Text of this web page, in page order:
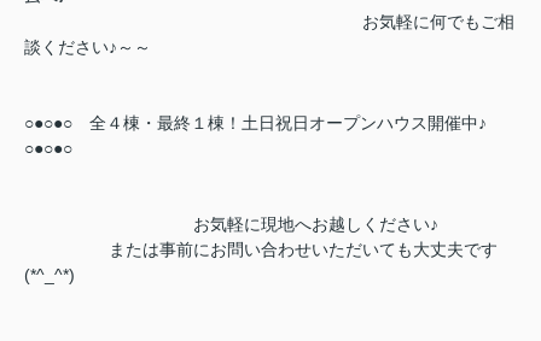
お気軽に何でもご相
談ください♪～～
○●○●○ 全４棟・最終１棟！土日祝日オープンハウス開催中♪
○●○●○
お気軽に現地へお越しください♪
または事前にお問い合わせいただいても大丈夫です
(*^_^*)